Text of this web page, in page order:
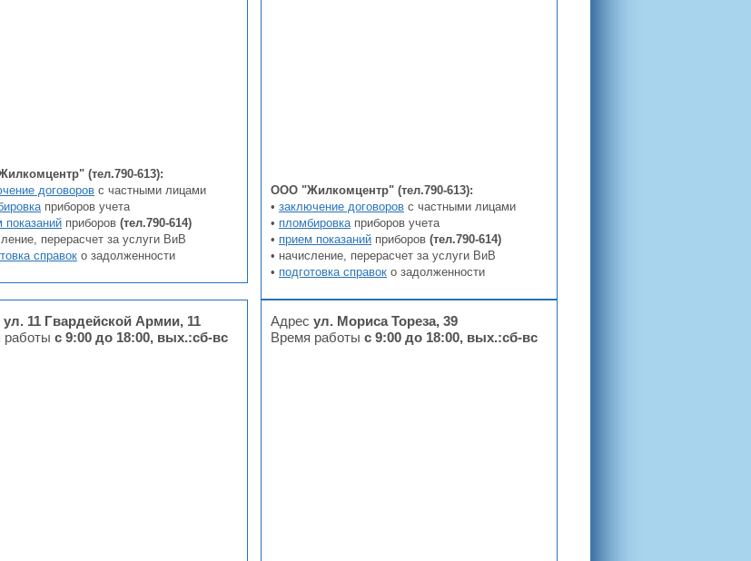
(тел.790-613):
договоров с частными лицами
приборов учета
показаний приборов (тел.790-614)
перерасчет за услуги ВиВ
справок о задолженности
ООО "Жилкомцентр" (тел.790-613):
• заключение договоров с частными лицами
• пломбировкаприборов учета
• прием показаний приборов (тел.790-614)
• начисление, перерасчет за услуги ВиВ
• подготовка справок о задолженности
ул. 11 Гвардейской Армии, 11
работы с 9:00 до 18:00, вых.:сб-вс
Адрес ул. Мориса Тореза, 39
Время работы с 9:00 до 18:00, вых.:сб-вс